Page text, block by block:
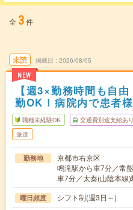
全 3件
未読
NEW
掲載日 2026/08/05
【週3×勤務時間も自
勤OK！病院内で患者
職種未経験OK 交通費別途支給あり
派遣
勤務地
京都市右京区
鳴滝駅から車7分／常
車7分／太秦(山陰本線
曜日頻度 シフト制(週3日～)